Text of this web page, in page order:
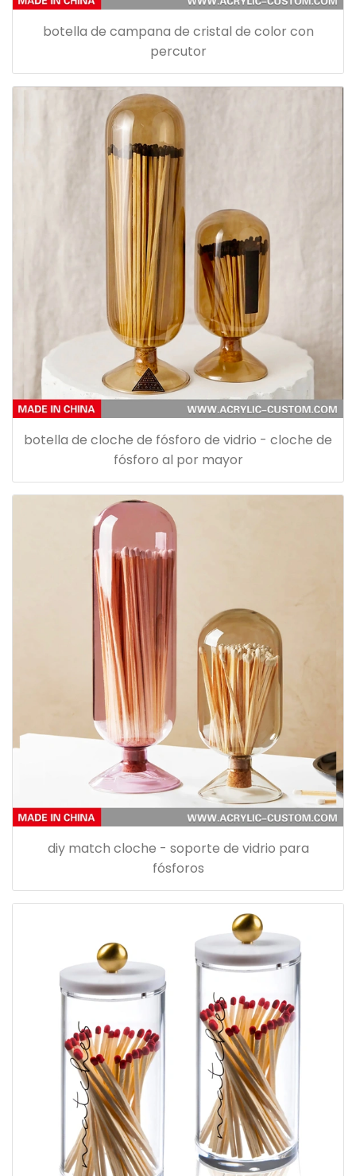
botella de campana de cristal de color con
percutor
botella de cloche de fósforo de vidrio - cloche de
fósforo al por mayor
diy match cloche - soporte de vidrio para
fósforos